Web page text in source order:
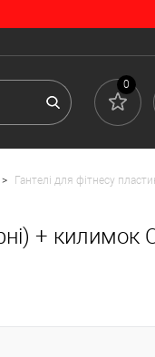
0
>
Гантелі для фітнесу
+